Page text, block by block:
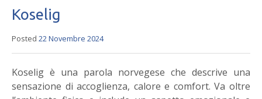
Koselig
Posted 22 Novembre 2024
Koselig è una parola norvegese che descrive una
sensazione di accoglienza, calore e comfort. Va oltre